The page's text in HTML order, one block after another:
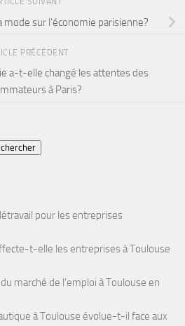
mode sur l’économie parisienne?
PRÉCÉDENT
a-t-elle changé les attentes des
à Paris?
pour les entreprises
t-elle les entreprises à Toulouse
marché de l’emploi à Toulouse en
à Toulouse évolue-t-il face aux